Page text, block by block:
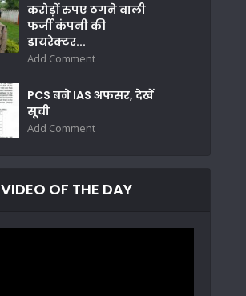
करोड़ों रुपए ठगने वाली
फर्जी कंपनी की
डायरेक्टर...
Add Comment
PCS बने IAS अफसर, देखें
सूची
Add Comment
VIDEO OF THE DAY